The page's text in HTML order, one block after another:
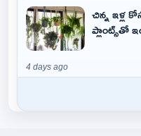
చిన్న ఇళ్ల
ప్లాంట్స్‌తో
4 days ago